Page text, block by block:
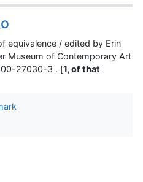
equivalence / edited by Erin
Museum of Contemporary Art
27030-3 . [1, of that